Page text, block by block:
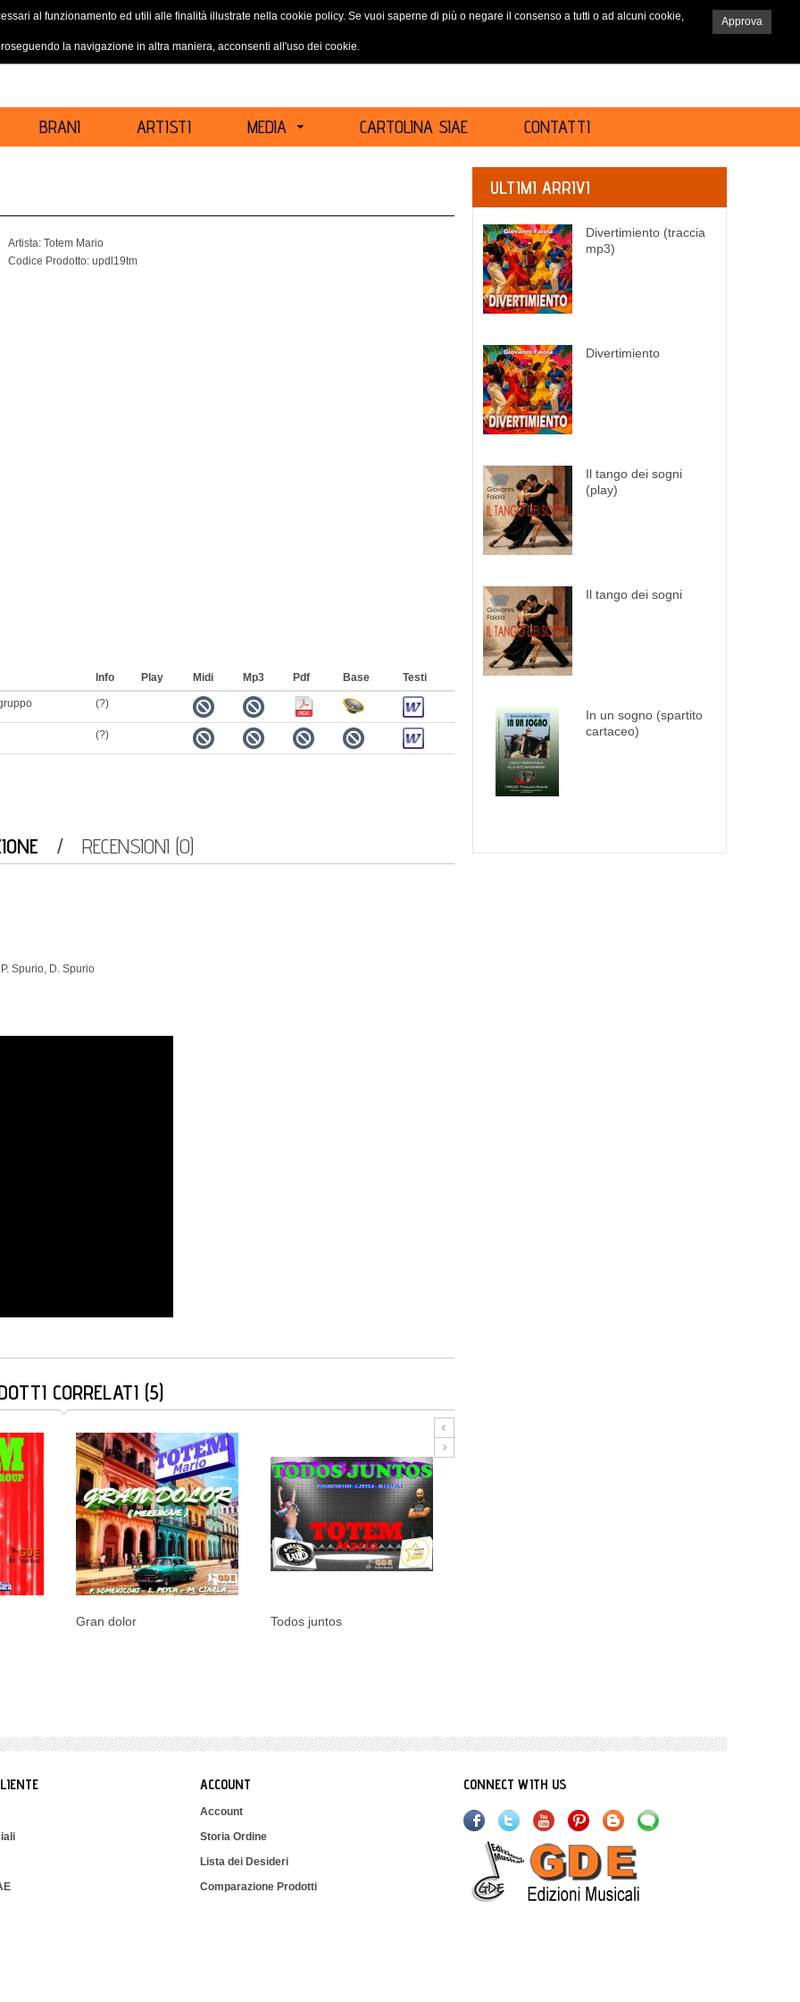
ACCEDI REGISTRATI
BRANI ARTISTI MEDIA CARTOLINA SIAE CONTATTI
ULTIMI ARRIVI
Divertimiento (traccia
mp3)
Divertimiento
Il tango dei sogni
(play)
Il tango dei sogni
In un sogno (spartito
cartaceo)
Artista: Totem Mario
Codice Prodotto:updl19tm
Info Play Midi Mp3 Pdf Base Testi
(?)
(?)
RECENSIONI (0)
Spurio, D. Spurio
CORRELATI (5)
Gran dolor Todos juntos
ACCOUNT
Account
Storia Ordine
Lista dei Desideri
Comparazione Prodotti
CONNECT WITH US
Approva
al funzionamento ed utili alle finalità illustrate nella cookie policy. Se vuoi saperne di più o negare il consenso a tutti o ad alcuni cookie,
la navigazione in altra maniera, acconsenti all'uso dei cookie.